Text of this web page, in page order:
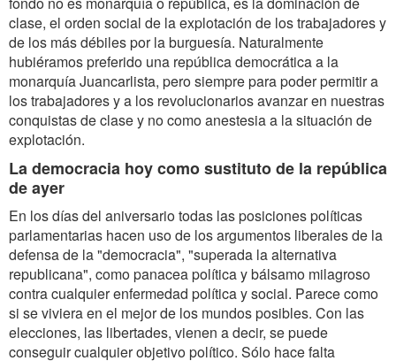
clase, el orden social de la explotación de los trabajadores y
de los más débiles por la burguesía. Naturalmente
hubiéramos preferido una república democrática a la
monarquía Juancarlista, pero siempre para poder permitir a
los trabajadores y a los revolucionarios avanzar en nuestras
conquistas de clase y no como anestesia a la situación de
explotación.
La democracia hoy como sustituto de la república
de ayer
En los días del aniversario todas las posiciones políticas
parlamentarias hacen uso de los argumentos liberales de la
defensa de la "democracia", "superada la alternativa
republicana", como panacea política y bálsamo milagroso
contra cualquier enfermedad política y social. Parece como
si se viviera en el mejor de los mundos posibles. Con las
elecciones, las libertades, vienen a decir, se puede
conseguir cualquier objetivo político. Sólo hace falta